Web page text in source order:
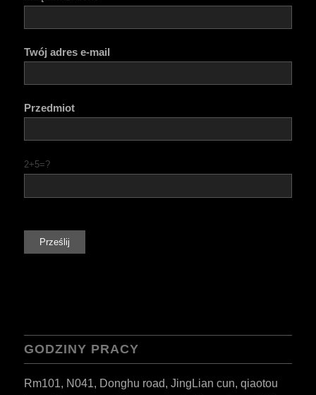
Twój adres e-mail
Przedmiot
2+5=?
GODZINY PRACY
Rm101, N041, Donghu road, JingLian cun, qiaotou